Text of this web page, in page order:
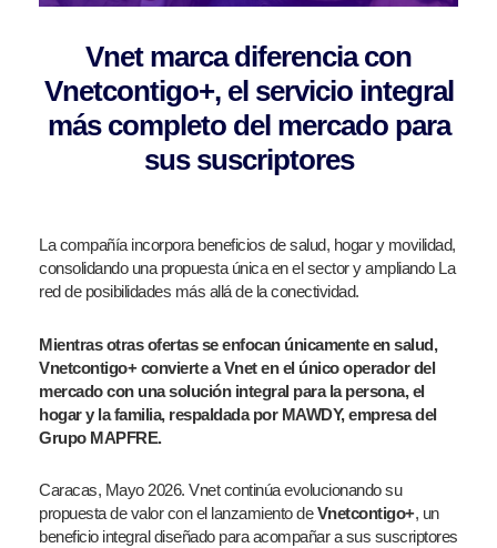
Vnet marca diferencia con
Vnetcontigo+, el servicio integral
más completo del mercado para
sus suscriptores
La compañía incorpora beneficios de salud, hogar y movilidad,
consolidando una propuesta única en el sector y ampliando La
red de posibilidades más allá de la conectividad.
Mientras otras ofertas se enfocan únicamente en salud,
Vnetcontigo+ convierte a Vnet en el único operador del
mercado con una solución integral para la persona, el
hogar y la familia, respaldada por MAWDY, empresa del
Grupo MAPFRE.
Caracas, Mayo 2026. Vnet continúa evolucionando su
propuesta de valor con el lanzamiento deVnetcontigo+, un
beneficio integral diseñado para acompañar a sus suscriptores